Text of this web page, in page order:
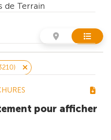
de Terrain
pour afficher